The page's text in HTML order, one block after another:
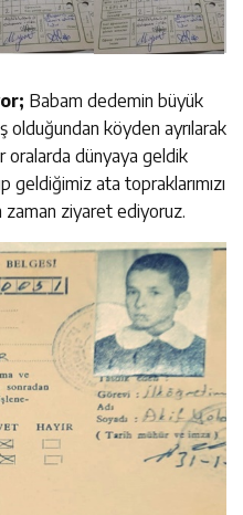
Babam dedemin büyük
olduğundan köyden ayrılarak
oralarda dünyaya geldik
ata topraklarımızı
zaman ziyaret ediyoruz.